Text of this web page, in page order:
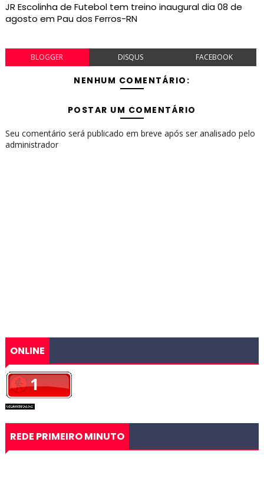
JR Escolinha de Futebol tem treino inaugural dia 08 de
agosto em Pau dos Ferros-RN
BLOGGER DISQUS FACEBOOK
NENHUM COMENTÁRIO:
POSTAR UM COMENTÁRIO
Seu comentário será publicado em breve após ser analisado pelo
administrador
ONLINE
REDE PRIMEIRO MINUTO